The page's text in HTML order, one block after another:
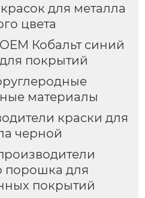
для металла
цвета
Кобальт синий
покрытий
материалы
краски для
черной
порошка для
покрытий